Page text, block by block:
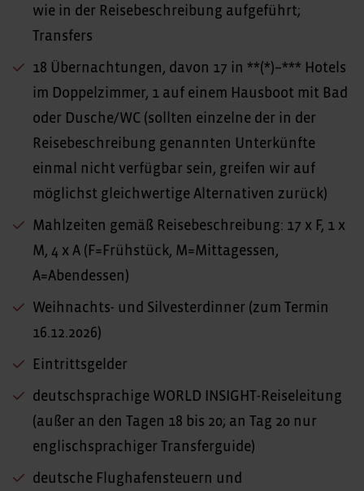
wie in der Reisebeschreibung aufgeführt;
Transfers
18 Übernachtungen, davon 17 in **(*)–*** Hotels
im Doppelzimmer, 1 auf einem Hausboot mit Bad
oder Dusche/WC (sollten einzelne der in der
Reisebeschreibung genannten Unterkünfte
einmal nicht verfügbar sein, greifen wir auf
möglichst gleichwertige Alternativen zurück)
Mahlzeiten gemäß Reisebeschreibung: 17 x F, 1 x
M, 4 x A (F=Frühstück, M=Mittagessen,
A=Abendessen)
Weihnachts- und Silvesterdinner (zum Termin
16.12.2026)
Eintrittsgelder
deutschsprachige WORLD INSIGHT-Reiseleitung
(außer an den Tagen 18 bis 20; an Tag 20 nur
englischsprachiger Transferguide)
deutsche Flughafensteuern und